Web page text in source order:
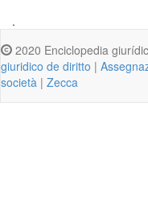
.
2020 Enciclopedia
giuridico de diritto |
società | Zecca